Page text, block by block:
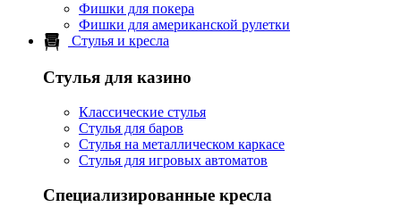
Фишки для покера
Фишки для американской рулетки
Стулья и кресла
Стулья для казино
Классические стулья
Стулья для баров
Стулья на металлическом каркасе
Стулья для игровых автоматов
Специализированные кресла